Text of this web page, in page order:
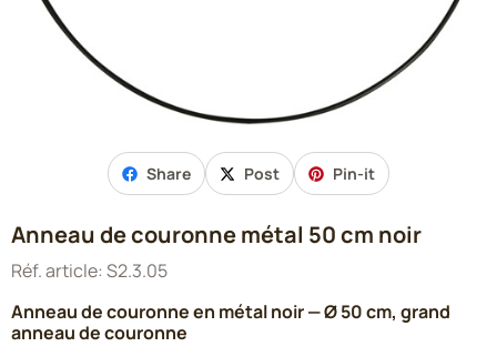
Share Post Pin-it
Anneau de couronne métal 50 cm noir
Réf. article: S2.3.05
Anneau de couronne en métal noir — Ø 50 cm, grand
anneau de couronne